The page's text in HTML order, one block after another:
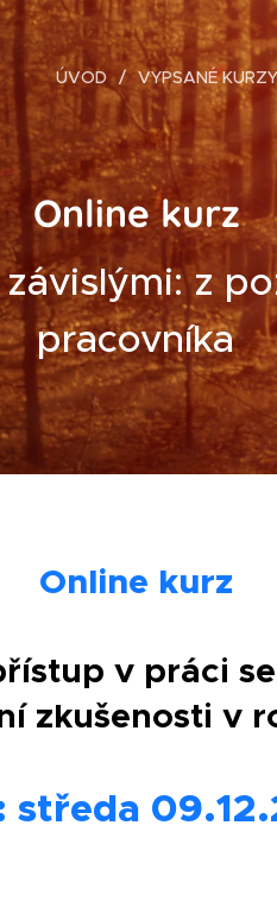
ÚVOD VYPSANÉ KURZY
Online kurz
z
pracovníka
Online kurz
v práci
zkušenosti v
středa